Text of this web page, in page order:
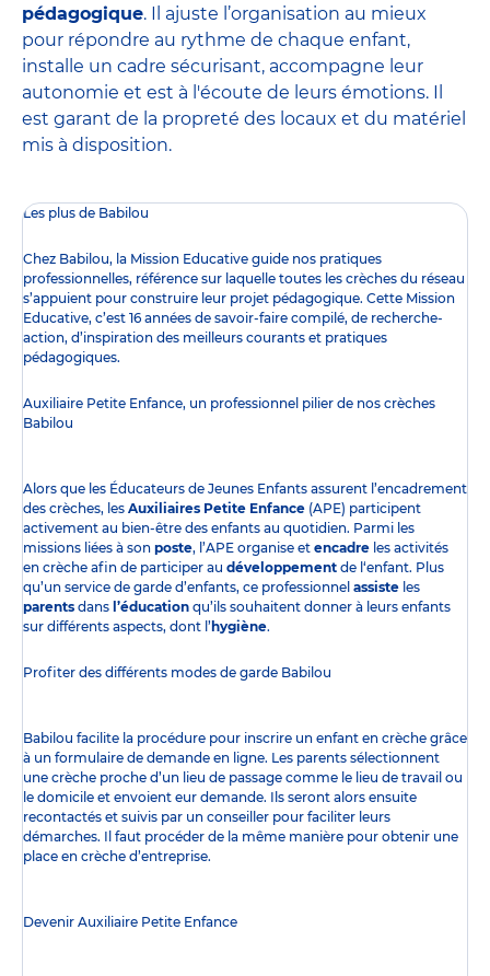
pédagogique. Il ajuste l’organisation au mieux
pour répondre au rythme de chaque enfant,
installe un cadre sécurisant, accompagne leur
autonomie et est à l'écoute de leurs émotions. Il
est garant de la propreté des locaux et du matériel
mis à disposition.
Les plus de Babilou
Chez Babilou, la Mission Educative guide nos pratiques
professionnelles, référence sur laquelle toutes les crèches du réseau
s’appuient pour construire leur projet pédagogique. Cette Mission
Educative, c’est 16 années de savoir-faire compilé, de recherche-
action, d’inspiration des meilleurs courants et pratiques
pédagogiques.
Auxiliaire Petite Enfance, un professionnel pilier de nos crèches
Babilou
Alors que les Éducateurs de Jeunes Enfants assurent l’encadrement
des crèches, les Auxiliaires Petite Enfance (APE) participent
activement au bien-être des enfants au quotidien. Parmi les
missions liées à son poste, l’APE organise et encadre les activités
en crèche afin de participer au développement de l‘enfant. Plus
qu’un service de garde d’enfants, ce professionnel assiste les
parents dans l’éducation qu’ils souhaitent donner à leurs enfants
sur différents aspects, dont l’ hygiène.
Profiter des différents modes de garde Babilou
Babilou facilite la procédure pour inscrire un enfant en crèche grâce
à un formulaire de demande en ligne. Les parents sélectionnent
une crèche proche d’un lieu de passage comme le lieu de travail ou
le domicile et envoient eur demande. Ils seront alors ensuite
recontactés et suivis par un conseiller pour faciliter leurs
démarches. Il faut procéder de la même manière pour obtenir une
place en crèche d’entreprise.
Devenir Auxiliaire Petite Enfance